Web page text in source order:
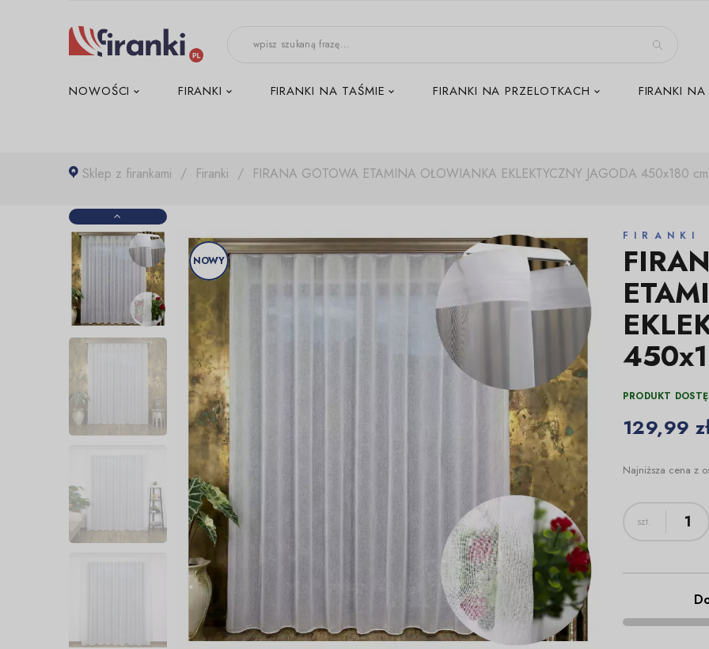
NOWOŚCI FIRANKI FIRANKI NA TAŚMIE FIRANKI NA PRZELOTKACH FIRANKI NA
Sklep z firankami Firanki FIRANA GOTOWA ETAMINA OŁOWIANKA EKLEKTYCZNY JAGODA 450x180
NOWY
FIRANKI
PRODUKT
129,99
Najniższa cena z